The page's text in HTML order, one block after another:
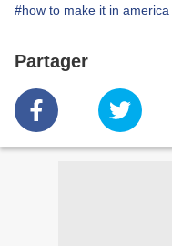
#how to make it in america
Partager